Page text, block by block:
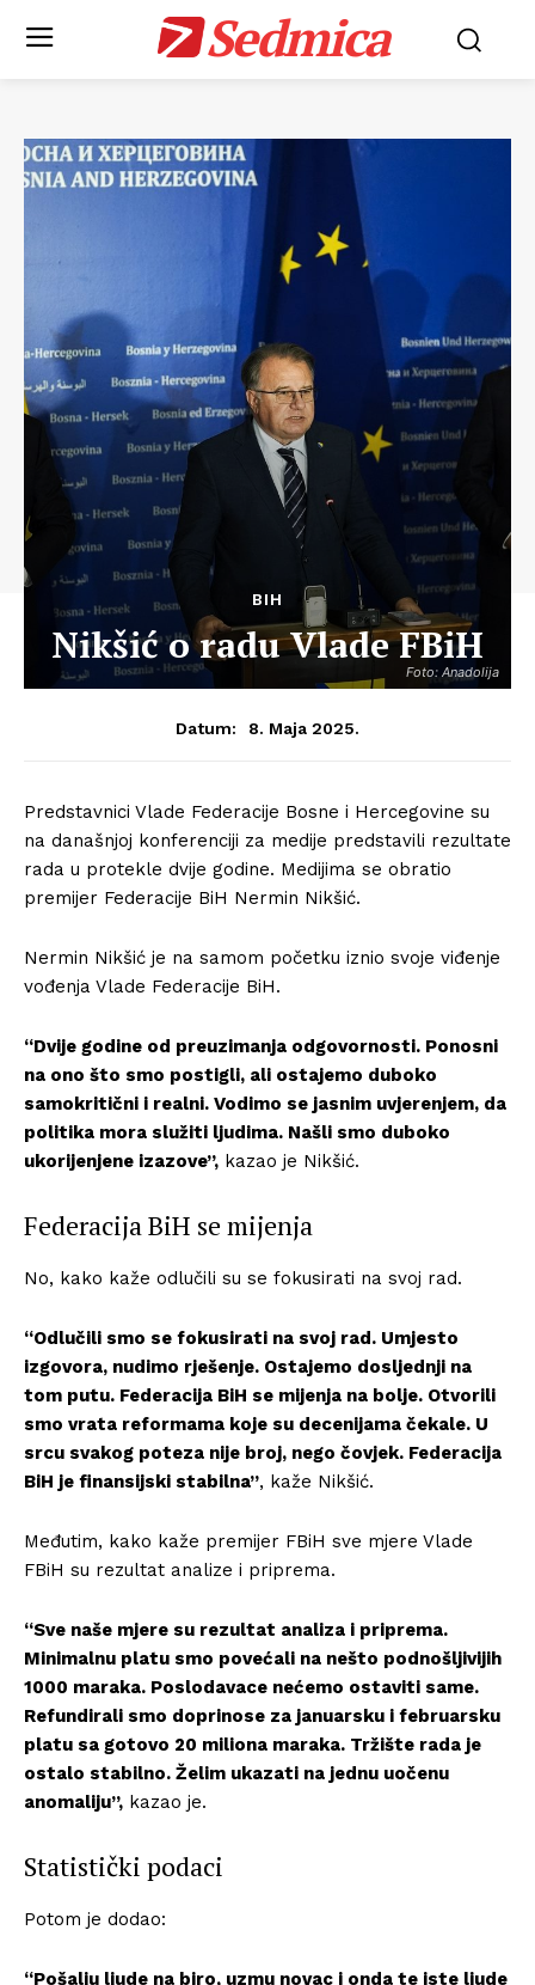
Sedmica
Foto: Anadolija
BIH
Nikšić o radu Vlade FBiH
Datum: 8. Maja 2025.
Predstavnici Vlade Federacije Bosne i Hercegovine su
na današnjoj konferenciji za medije predstavili rezultate
rada u protekle dvije godine. Medijima se obratio
premijer Federacije BiH Nermin Nikšić.
Nermin Nikšić je na samom početku iznio svoje viđenje
vođenja Vlade Federacije BiH.
“Dvije godine od preuzimanja odgovornosti. Ponosni
na ono što smo postigli, ali ostajemo duboko
samokritični i realni. Vodimo se jasnim uvjerenjem, da
politika mora služiti ljudima. Našli smo duboko
ukorijenjene izazove”, kazao je Nikšić.
Federacija BiH se mijenja
No, kako kaže odlučili su se fokusirati na svoj rad.
“Odlučili smo se fokusirati na svoj rad. Umjesto
izgovora, nudimo rješenje. Ostajemo dosljednji na
tom putu. Federacija BiH se mijenja na bolje. Otvorili
smo vrata reformama koje su decenijama čekale. U
srcu svakog poteza nije broj, nego čovjek. Federacija
BiH je finansijski stabilna”, kaže Nikšić.
Međutim, kako kaže premijer FBiH sve mjere Vlade
FBiH su rezultat analize i priprema.
“Sve naše mjere su rezultat analiza i priprema.
Minimalnu platu smo povećali na nešto podnošljivijih
1000 maraka. Poslodavace nećemo ostaviti same.
Refundirali smo doprinose za januarsku i februarsku
platu sa gotovo 20 miliona maraka. Tržište rada je
ostalo stabilno. Želim ukazati na jednu uočenu
anomaliju”, kazao je.
Statistički podaci
Potom je dodao:
“Pošalju ljude na biro, uzmu novac i onda te iste ljude